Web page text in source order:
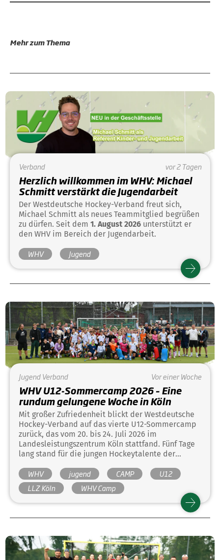
Mehr zum Thema
Verband vor 2 Tagen
Herzlich willkommen im WHV: Michael
Schmitt verstärkt die Jugendarbeit
Der Westdeutsche Hockey-Verband freut sich,
Michael Schmitt als neues Teammitglied begrüßen
zu dürfen. Seit dem 1. August 2026 unterstützt er
den WHV im Bereich der Jugendarbeit.
WHV Jugend
Jugend Verband Vor einer Woche
WHV U12-Sommercamp 2026 – Eine
rundum gelungene Woche in Köln
Mit großer Zufriedenheit blickt der Westdeutsche
Hockey-Verband auf das vierte U12-Sommercamp
zurück, das vom 20. bis 24. Juli 2026 im
Landesleistungszentrum Köln stattfand. Fünf Tage
lang stand für die jungen Hockeytalente der
Mittelpunkt: die Begeisterung für den Hockeysport.
WHV jugend CAMP
U12
LLZ Köln
WHV Camp